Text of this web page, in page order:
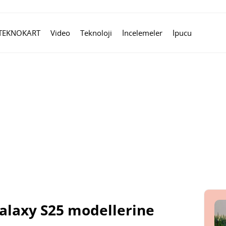
Video Teknoloji İncelemeler İpucu
S25 modellerine